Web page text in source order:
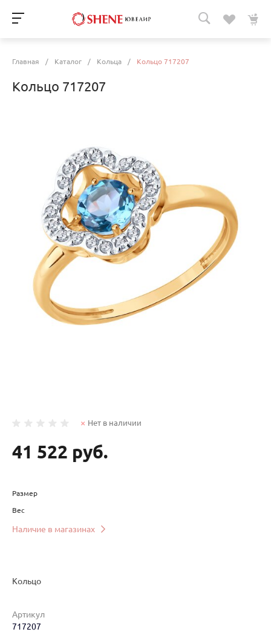
Главная / Каталог / Кольца / Кольцо 717207
Кольцо 717207
Нет в наличии
41 522 руб.
Размер
Вес
Наличие в магазинах
Кольцо (30121164)
Кольцо
Артикул
717207